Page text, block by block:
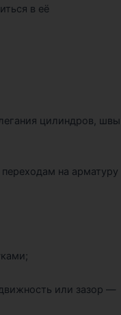
в её
цилиндров, швы
на арматуру
или зазор —